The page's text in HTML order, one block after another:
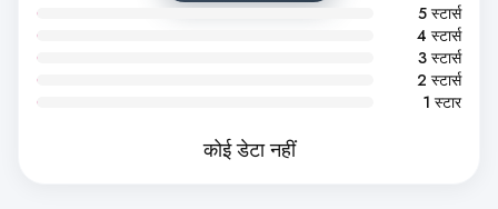
5 स्टार्स
4 स्टार्स
3 स्टार्स
2 स्टार्स
1 स्टार
कोई डेटा नहीं